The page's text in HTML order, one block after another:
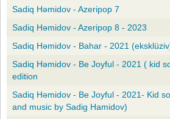
Sadiq Həmidov - Azeripop 7
Sadiq Həmidov - Azeripop 8 - 2023
Sadiq Həmidov - Bahar - 2021
Sadiq Həmidov - Be Joyful - 2021 ( kid
edition
Sadiq Həmidov - Be Joyful - 2021- Kid
and music by Sadig Hamidov)